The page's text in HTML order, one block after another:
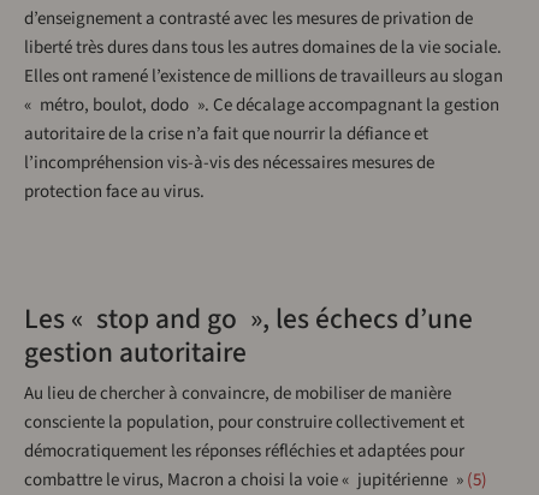
d’enseignement a contrasté avec les mesures de privation de
liberté très dures dans tous les autres domaines de la vie sociale.
Elles ont ramené l’existence de millions de travailleurs au slogan
« métro, boulot, dodo ». Ce décalage accompagnant la gestion
autoritaire de la crise n’a fait que nourrir la défiance et
l’incompréhension vis-à-vis des nécessaires mesures de
protection face au virus.
Les « stop and go », les échecs d’une
gestion autoritaire
Au lieu de chercher à convaincre, de mobiliser de manière
consciente la population, pour construire collectivement et
démocratiquement les réponses réfléchies et adaptées pour
combattre le virus, Macron a choisi la voie « jupitérienne » 5